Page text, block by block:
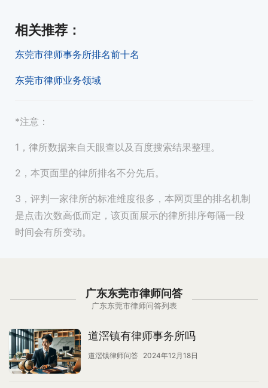
相关推荐 ：
东莞市律师事务所排名前十名
东莞市律师业务领域
*注意：
1，律所数据来自天眼查以及百度搜索结果整理。
2，本页面里的律所排名不分先后。
3，评判一家律所的标准维度很多，本网页里的排名机制
是点击次数高低而定，该页面展示的律所排序每隔一段
时间会有所变动。
广东东莞市律师问答
广东东莞市律师问答列表
道滘镇有律师事务所吗
道滘镇律师问答 2024年12月18日